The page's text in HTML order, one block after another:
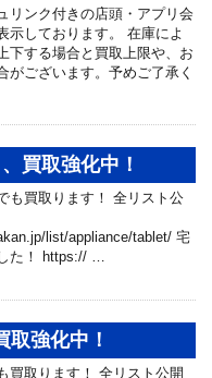
リンク付きの店頭・アプリ会
示しております。 在庫によ
下する場合と買取上限や、お
がございます。予めご了承く
買取強化中！
も買取ります！ 全リスト公
list/appliance/tablet/ 宅
た！ https:// …
取強化中！
買取ります！ 全リスト公開